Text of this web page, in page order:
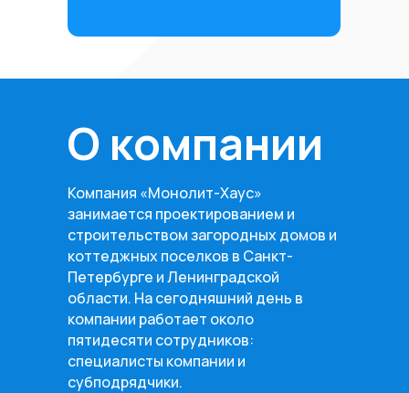
Компания «Монолит-Хаус»
занимается проектированием и
строительством загородных домов и
коттеджных поселков в Санкт-
Петербурге и Ленинградской
области. На сегодняшний день в
компании работает около
пятидесяти сотрудников:
специалисты компании и
субподрядчики.
О компании